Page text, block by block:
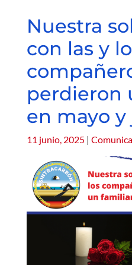
Nuestra
con las y
perdieron
en mayo
11 junio, 2025 |